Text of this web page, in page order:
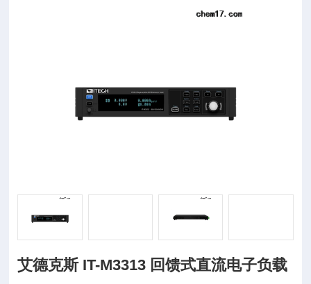
艾德克斯 IT-M3313 回馈式直流电子负载